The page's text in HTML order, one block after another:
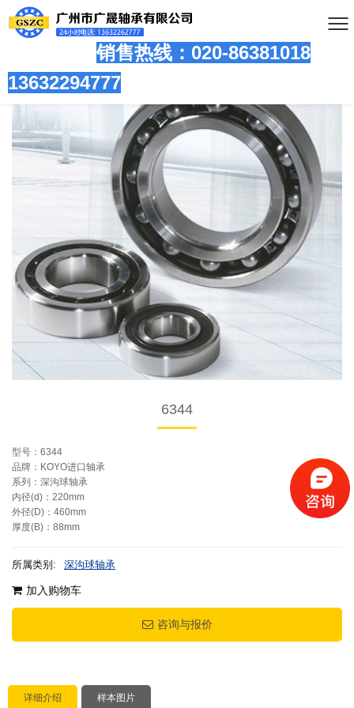
销售热线：020-86381018
13632294777
6344
型号：6344
品牌：KOYO进口轴承
系列：深沟球轴承
内径(d)：220mm
外径(D)：460mm
厚度(B)：88mm
所属类别: 深沟球轴承
加入购物车
咨询与报价
详细介绍 样本图片